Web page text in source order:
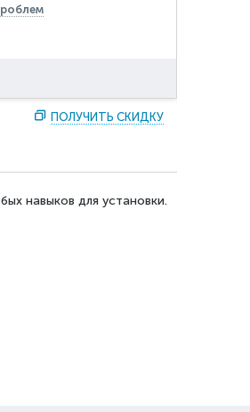
ПОЛУЧИТЬ СКИДКУ
навыков для установки.